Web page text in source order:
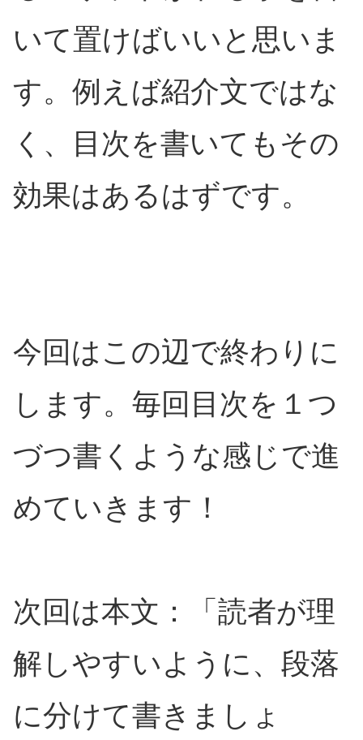
いて置けばいいと思いま
す。例えば紹介文ではな
く、目次を書いてもその
効果はあるはずです。
今回はこの辺で終わりに
します。毎回目次を１つ
づつ書くような感じで進
めていきます！
次回は本文：「読者が理
解しやすいように、段落
に分けて書きましょ